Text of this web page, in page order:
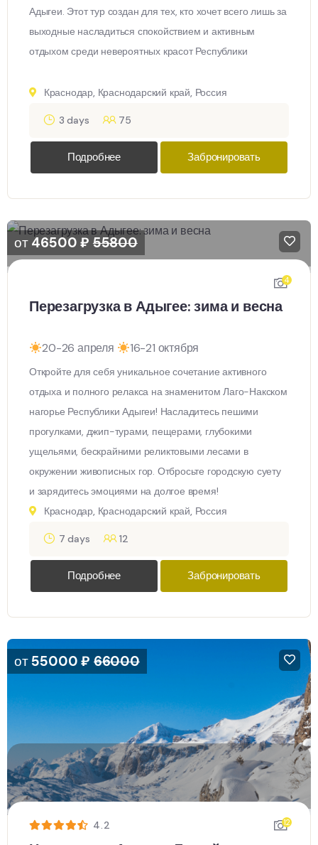
Адыгеи. Этот тур создан для тех, кто хочет всего лишь за
выходные насладиться спокойствием и активным
отдыхом среди невероятных красот Республики
Краснодар, Краснодарский край, Россия
3 days 75
Подробнее Забронировать
от 46500₽ 55800
4
Перезагрузка в Адыгее: зима и весна
20-26 апреля 16-21 октября
Откройте для себя уникальное сочетание активного
отдыха и полного релакса на знаменитом Лаго-Накском
нагорье Республики Адыгеи! Насладитесь пешими
прогулками, джип-турами, пещерами, глубокими
ущельями, бескрайними реликтовыми лесами в
окружении живописных гор. Отбросьте городскую суету
и зарядитесь эмоциями на долгое время!
Краснодар, Краснодарский край, Россия
7 days 12
Подробнее Забронировать
от55000₽ 66000
4.2 12